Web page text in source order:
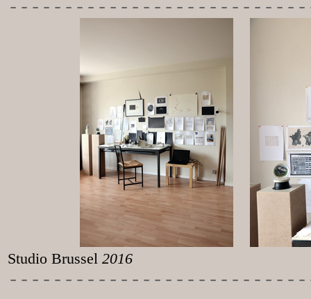
Studio Brussel 2016
-----------